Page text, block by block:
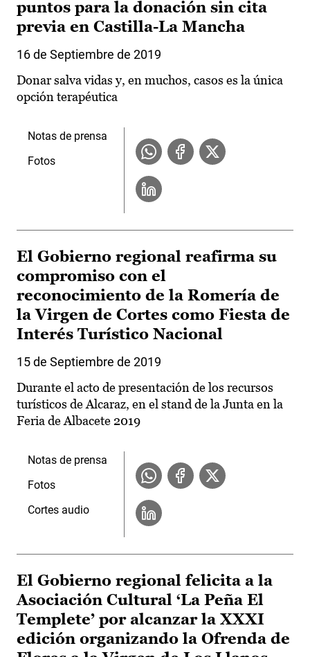
puntos para la donación sin cita
previa en Castilla-La Mancha
16 de Septiembre de 2019
Donar salva vidas y, en muchos, casos es la única
opción terapéutica
Notas de prensa
Fotos
El Gobierno regional reafirma su
compromiso con el
reconocimiento de la Romería de
la Virgen de Cortes como Fiesta de
Interés Turístico Nacional
15 de Septiembre de 2019
Durante el acto de presentación de los recursos
turísticos de Alcaraz, en el stand de la Junta en la
Feria de Albacete 2019
Notas de prensa
Fotos
Cortes audio
El Gobierno regional felicita a la
Asociación Cultural ‘La Peña El
Templete’ por alcanzar la XXXI
edición organizando la Ofrenda de